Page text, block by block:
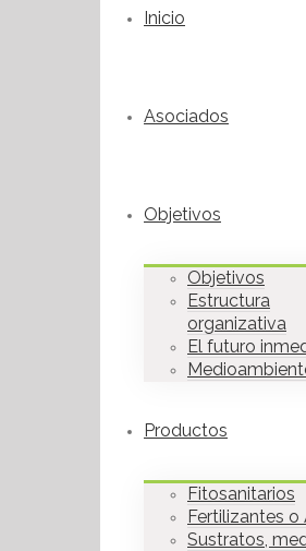
Inicio
Asociados
Objetivos
Objetivos
Estructura
organizativa
El futuro
Productos
Fitosanitarios
Fertilizantes o
Sustratos,